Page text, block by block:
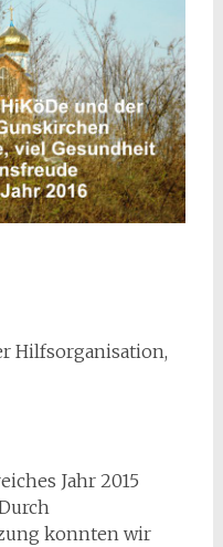
Hilfsorganisation,
Jahr 2015
konnten wir